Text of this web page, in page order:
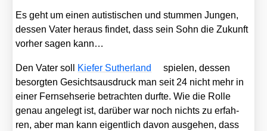
Es geht um einen autis­ti­schen und stum­men Jun­gen,
des­sen Vater her­aus fin­det, dass sein Sohn die Zukunft
vor­her sagen kann…
Den Vater soll Kie­fer Sut­her­land
spie­len, des­sen
besorg­ten Gesichts­aus­druck man seit 24 nicht mehr in
einer Fern­seh­se­rie betrach­ten durf­te. Wie die Rol­le
genau ange­legt ist, dar­über war noch nichts zu erfah­
ren, aber man kann eigent­lich davon aus­ge­hen, dass